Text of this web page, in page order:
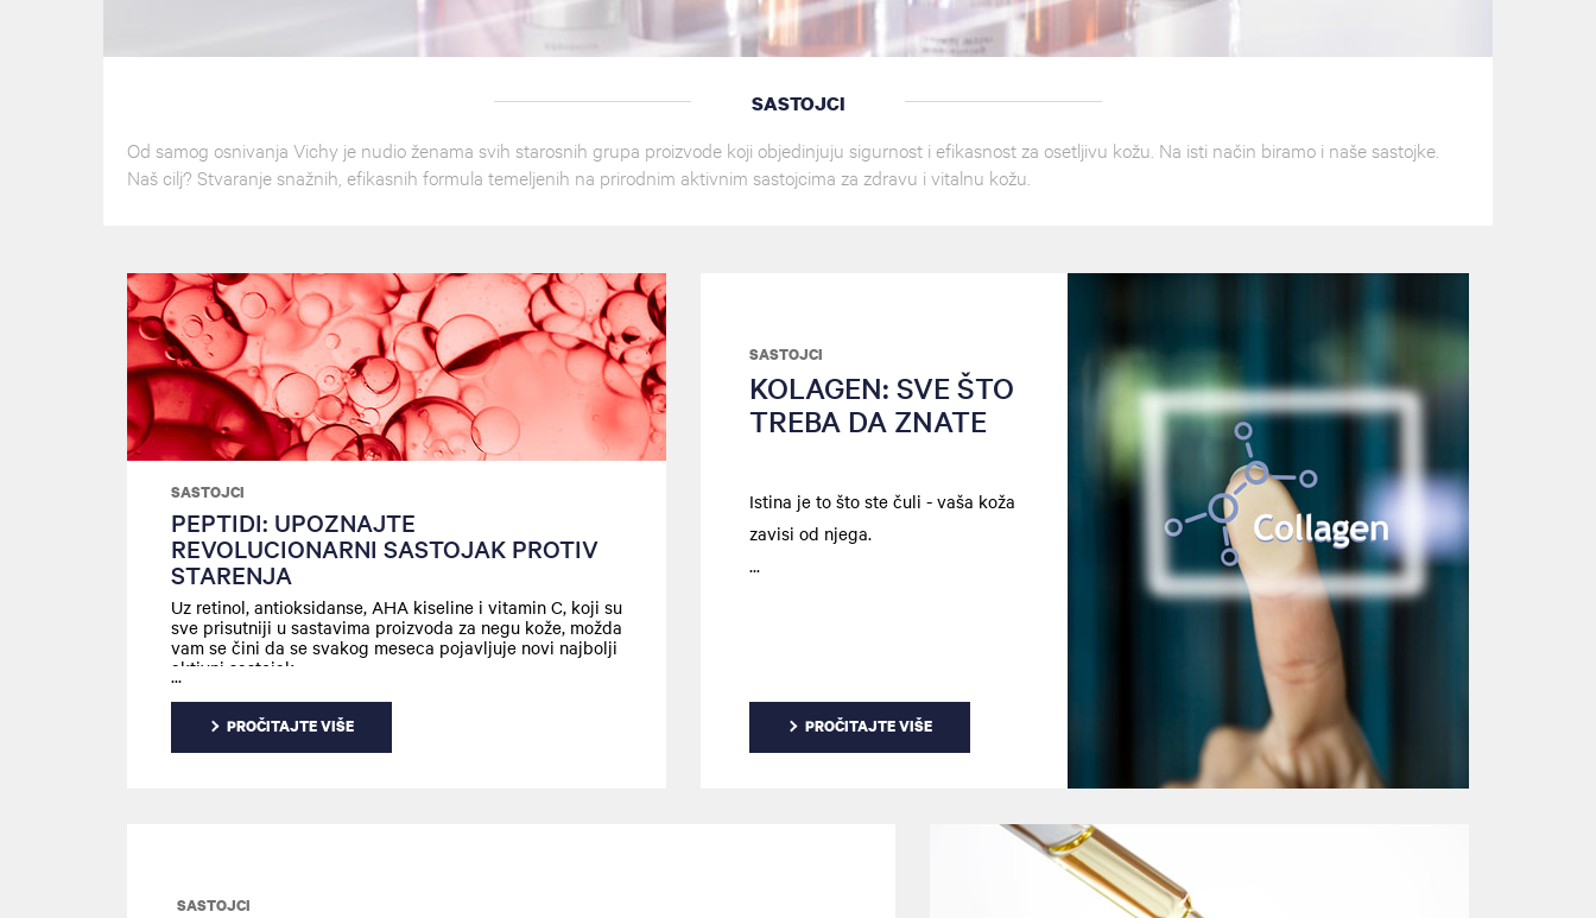
SASTOJCI
Od samog osnivanja Vichy je nudio ženama svih starosnih grupa proizvode koji objedinjuju sigurnost i efikasnost za osetljivu kožu. Na isti način biramo i naše sastojke.
Naš cilj? Stvaranje snažnih, efikasnih formula temeljenih na prirodnim aktivnim sastojcima za zdravu i vitalnu kožu.
SASTOJCI
PEPTIDI: UPOZNAJTE
REVOLUCIONARNI SASTOJAK PROTIV
STARENJA
Uz retinol, antioksidanse, AHA kiseline i vitamin C, koji su
sve prisutniji u sastavima proizvoda za negu kože, možda
vam se čini da se svakog meseca pojavljuje novi najbolji
aktivni sastojak.
PROČITAJTE VIŠE
SASTOJCI
KOLAGEN: SVE ŠTO
TREBA DA ZNATE
Istina je to što ste čuli - vaša koža
zavisi od njega.
PROČITAJTE VIŠE
SASTOJCI